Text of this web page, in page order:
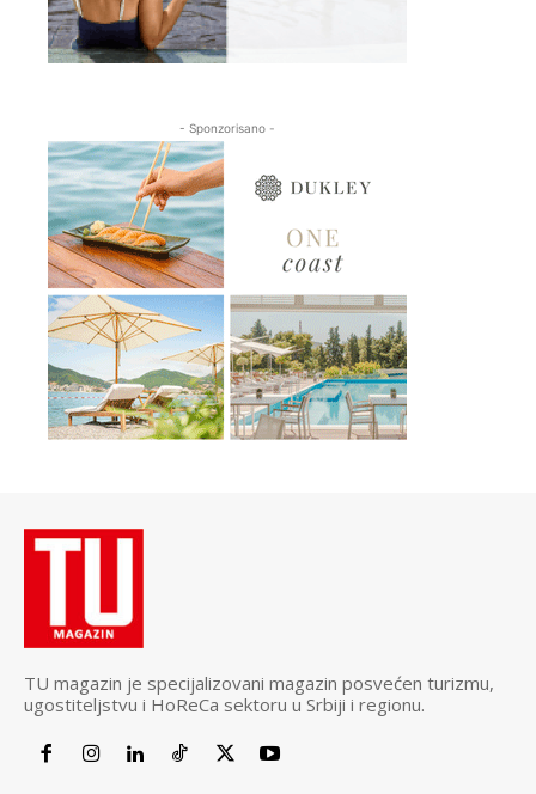
- Sponzorisano -
TU magazin je specijalizovani magazin posvećen turizmu,
ugostiteljstvu i HoReCa sektoru u Srbiji i regionu.